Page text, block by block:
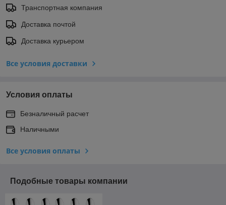
Транспортная компания
Доставка почтой
Доставка курьером
Все условия доставки
Условия оплаты
Безналичный расчет
Наличными
Все условия оплаты
Подобные товары компании